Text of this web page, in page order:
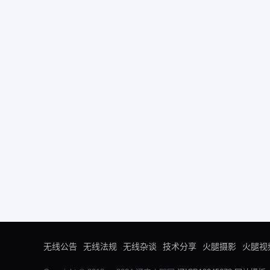
无线公告 无线法规 无线杂谈 技术分享 火腿摄影 火腿视